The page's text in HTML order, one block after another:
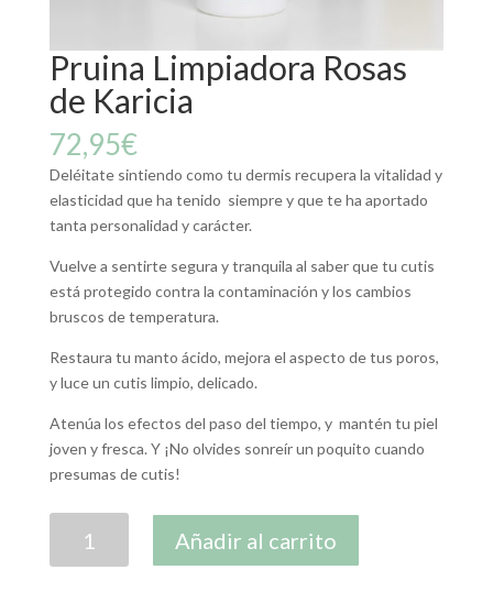
Pruina Limpiadora Rosas
de Karicia
72,95€
Deléitate sintiendo como tu dermis recupera la vitalidad y
elasticidad que ha tenido siempre y que te ha aportado
tanta personalidad y carácter.
Vuelve a sentirte segura y tranquila al saber que tu cutis
está protegido contra la contaminación y los cambios
bruscos de temperatura.
Restaura tu manto ácido, mejora el aspecto de tus poros,
y luce un cutis limpio, delicado.
Atenúa los efectos del paso del tiempo, y mantén tu piel
joven y fresca. Y ¡No olvides sonreír un poquito cuando
presumas de cutis!
Limpiadora
Añadir al carrito